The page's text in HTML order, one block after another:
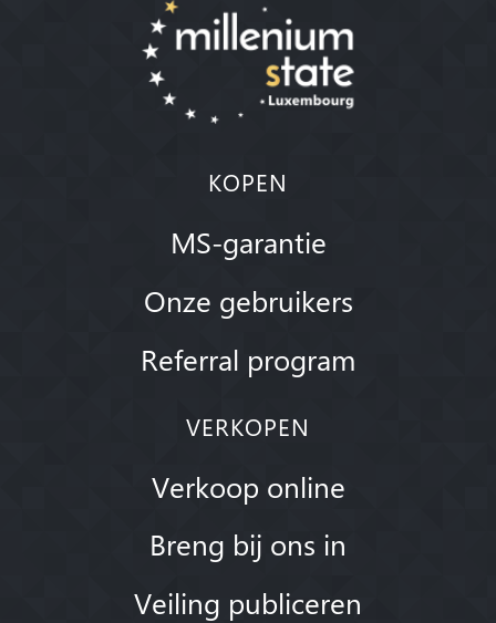
KOPEN
MS-garantie
Onze gebruikers
Referral program
VERKOPEN
Verkoop online
Breng bij ons in
Veiling publiceren